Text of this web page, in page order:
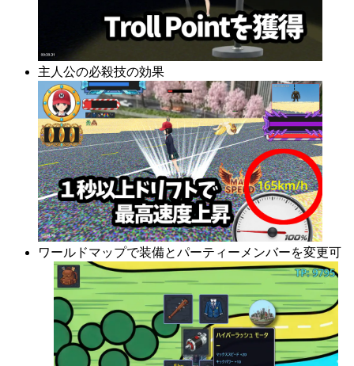
主人公の必殺技の効果
ワールドマップで装備とパーティーメンバーを変更可